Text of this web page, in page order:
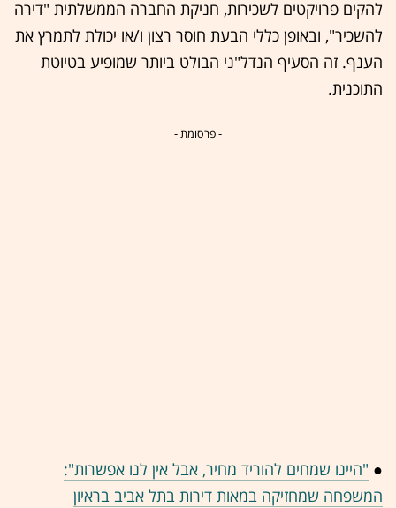
להקים פרויקטים לשכירות, חניקת החברה הממשלתית "דירה
להשכיר", ובאופן כללי הבעת חוסר רצון ו/או יכולת לתמרץ את
הענף. זה הסעיף הנדל"ני הבולט ביותר שמופיע בטיוטת
התוכנית.
- פרסומת -
● "היינו שמחים להוריד מחיר, אבל אין לנו אפשרות":
המשפחה שמחזיקה במאות דירות בתל אביב בראיון